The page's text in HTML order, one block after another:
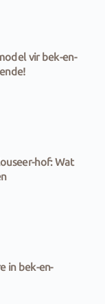
vir bek-en-
hof: Wat
in bek-en-